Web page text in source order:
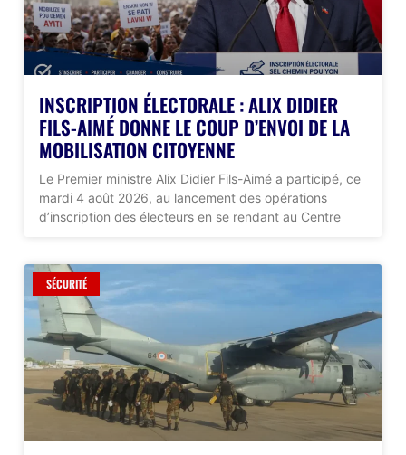
INSCRIPTION ÉLECTORALE : ALIX DIDIER
FILS-AIMÉ DONNE LE COUP D’ENVOI DE LA
MOBILISATION CITOYENNE
Le Premier ministre Alix Didier Fils-Aimé a participé, ce
mardi 4 août 2026, au lancement des opérations
d’inscription des électeurs en se rendant au Centre
SÉCURITÉ